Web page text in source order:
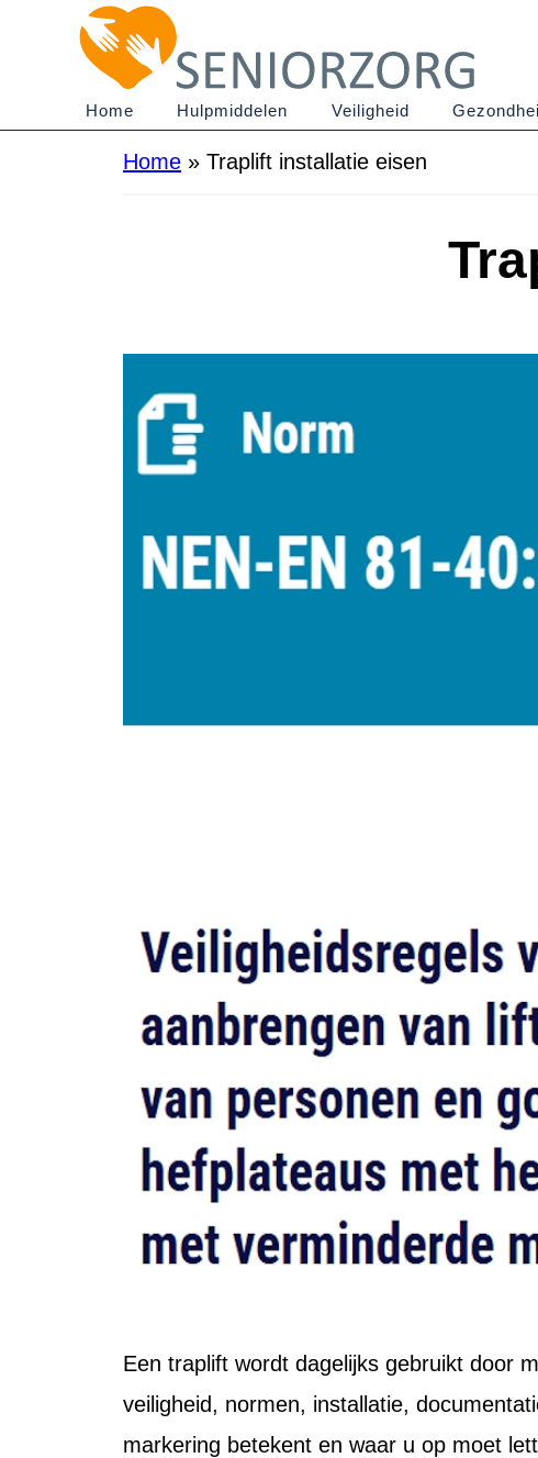
Home Hulpmiddelen Veiligheid
Home » Traplift installatie eisen
Een traplift wordt dagelijks gebruikt door
veiligheid, normen, installatie,
markering betekent en waar u op moet